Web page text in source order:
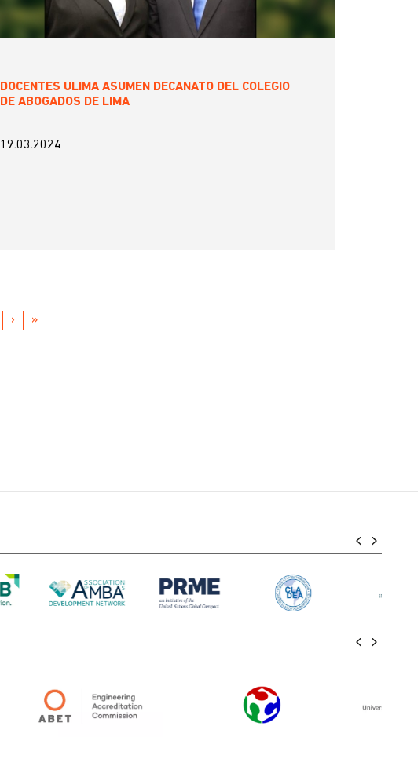
DOCENTES ULIMA ASUMEN DECANATO DEL COLEGIO
DE ABOGADOS DE LIMA
19.03.2024
SIGUIENTE
›
ÚLTIMA
»